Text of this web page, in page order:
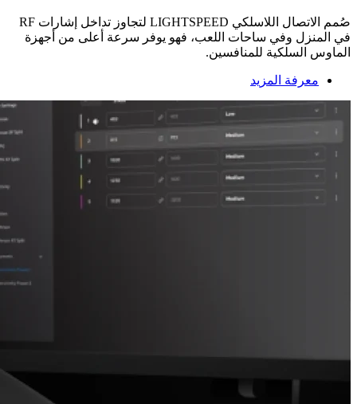
صُمم الاتصال اللاسلكي LIGHTSPEED لتجاوز تداخل إشارات RF
في المنزل وفي ساحات اللعب، فهو يوفر سرعة أعلى من أجهزة
الماوس السلكية للمنافسين.
معرفة المزيد